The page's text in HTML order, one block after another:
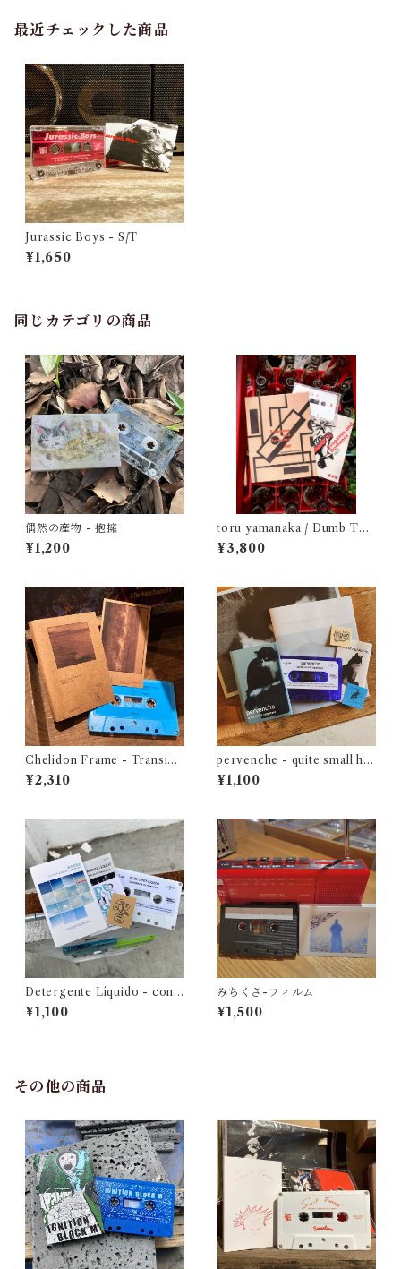
最近チェックした商品
Jurassic Boys - S/T
¥1,650
同じカテゴリの商品
偶然の産物 - 抱擁
¥1,200
toru yamanaka / Dumb Typ
e - Suspense and Romance
1987（casette + book）
¥3,800
Chelidon Frame - Transien
ce
¥2,310
pervenche - quite small ha
ppiness
¥1,100
Detergente Líquido - cont
umacia en primavera
¥1,100
みちくさ-フィルム
¥1,500
その他の商品